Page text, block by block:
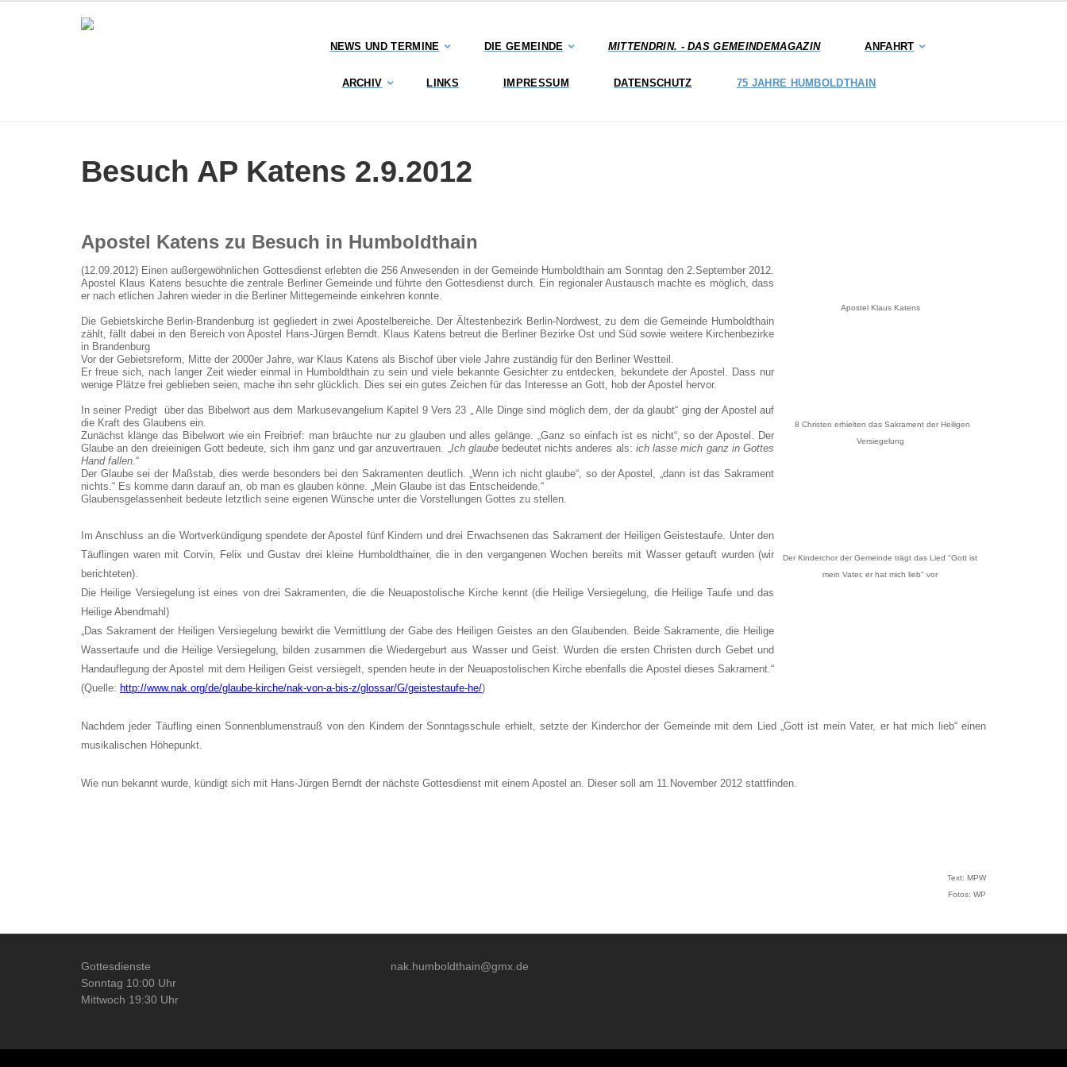
NEWS UND TERMINE DIE GEMEINDE MITTENDRIN. - DAS GEMEINDEMAGAZIN ANFAHRT
ARCHIV LINKS IMPRESSUM DATENSCHUTZ 75 JAHRE HUMBOLDTHAIN
Besuch AP Katens 2.9.2012
Apostel Katens zu Besuch in Humboldthain
Apostel Klaus Katens
8 Christen erhielten das Sakrament der Heiligen
Versiegelung
Der Kinderchor der Gemeinde trägt das Lied "Gott ist
mein Vater, er hat mich lieb" vor
(12.09.2012) Einen außergewöhnlichen Gottesdienst erlebten die 256 Anwesenden in der Gemeinde Humboldthain am Sonntag den 2.September 2012.
Apostel Klaus Katens besuchte die zentrale Berliner Gemeinde und führte den Gottesdienst durch. Ein regionaler Austausch machte es möglich, dass
er nach etlichen Jahren wieder in die Berliner Mittegemeinde einkehren konnte.
Die Gebietskirche Berlin-Brandenburg ist gegliedert in zwei Apostelbereiche. Der Ältestenbezirk Berlin-Nordwest, zu dem die Gemeinde Humboldthain
zählt, fällt dabei in den Bereich von Apostel Hans-Jürgen Berndt. Klaus Katens betreut die Berliner Bezirke Ost und Süd sowie weitere Kirchenbezirke
in Brandenburg
Vor der Gebietsreform, Mitte der 2000er Jahre, war Klaus Katens als Bischof über viele Jahre zuständig für den Berliner Westteil.
Er freue sich, nach langer Zeit wieder einmal in Humboldthain zu sein und viele bekannte Gesichter zu entdecken, bekundete der Apostel. Dass nur
wenige Plätze frei geblieben seien, mache ihn sehr glücklich. Dies sei ein gutes Zeichen für das Interesse an Gott, hob der Apostel hervor.
In seiner Predigt über das Bibelwort aus dem Markusevangelium Kapitel 9 Vers 23 „ Alle Dinge sind möglich dem, der da glaubt“ ging der Apostel auf
die Kraft des Glaubens ein.
Zunächst klänge das Bibelwort wie ein Freibrief: man bräuchte nur zu glauben und alles gelänge. „Ganz so einfach ist es nicht“, so der Apostel. Der
Glaube an den dreieinigen Gott bedeute, sich ihm ganz und gar anzuvertrauen. „Ich glaube bedeutet nichts anderes als: ich lasse mich ganz in Gottes
Hand fallen.“
Der Glaube sei der Maßstab, dies werde besonders bei den Sakramenten deutlich. „Wenn ich nicht glaube“, so der Apostel, „dann ist das Sakrament
nichts.“ Es komme dann darauf an, ob man es glauben könne. „Mein Glaube ist das Entscheidende.“
Glaubensgelassenheit bedeute letztlich seine eigenen Wünsche unter die Vorstellungen Gottes zu stellen.
Im Anschluss an die Wortverkündigung spendete der Apostel fünf Kindern und drei Erwachsenen das Sakrament der Heiligen Geistestaufe. Unter den
Täuflingen waren mit Corvin, Felix und Gustav drei kleine Humboldthainer, die in den vergangenen Wochen bereits mit Wasser getauft wurden (wir
berichteten).
Die Heilige Versiegelung ist eines von drei Sakramenten, die die Neuapostolische Kirche kennt (die Heilige Versiegelung, die Heilige Taufe und das
Heilige Abendmahl)
„Das Sakrament der Heiligen Versiegelung bewirkt die Vermittlung der Gabe des Heiligen Geistes an den Glaubenden. Beide Sakramente, die Heilige
Wassertaufe und die Heilige Versiegelung, bilden zusammen die Wiedergeburt aus Wasser und Geist. Wurden die ersten Christen durch Gebet und
Handauflegung der Apostel mit dem Heiligen Geist versiegelt, spenden heute in der Neuapostolischen Kirche ebenfalls die Apostel dieses Sakrament.“
(Quelle: http://www.nak.org/de/glaube-kirche/nak-von-a-bis-z/glossar/G/geistestaufe-he/)
Nachdem jeder Täufling einen Sonnenblumenstrauß von den Kindern der Sonntagsschule erhielt, setzte der Kinderchor der Gemeinde mit dem Lied „Gott ist mein Vater, er hat mich lieb“ einen
musikalischen Höhepunkt.
Wie nun bekannt wurde, kündigt sich mit Hans-Jürgen Berndt der nächste Gottesdienst mit einem Apostel an. Dieser soll am 11.November 2012 stattfinden.
Text: MPW
Fotos: WP
Gottesdienste
Sonntag 10:00 Uhr
Mittwoch 19:30 Uhr
nak.humboldthain@gmx.de